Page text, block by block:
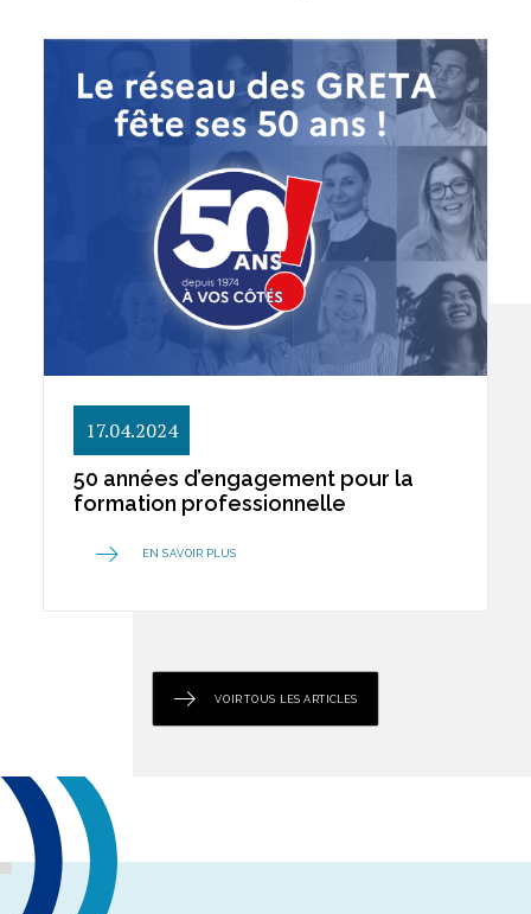
17.04.2024
50 années d’engagement pour la
formation professionnelle
EN SAVOIR PLUS
VOIR TOUS LES ARTICLES